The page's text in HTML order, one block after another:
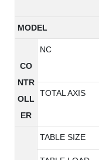
MODEL
CO
NTR
OLL
ER
NC
TOTAL AXIS
TABLE SIZE